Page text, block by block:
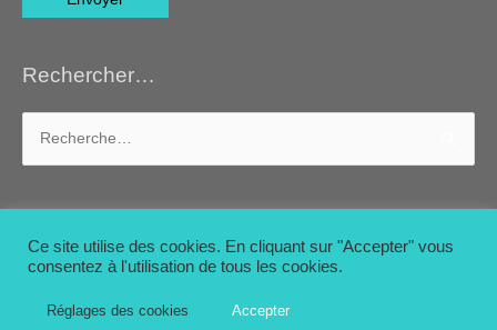
Rechercher…
Accueil
Ce site utilise des cookies. En cliquant sur "Accepter" vous
consentez à l'utilisation de tous les cookies.
Réglages des cookies Accepter